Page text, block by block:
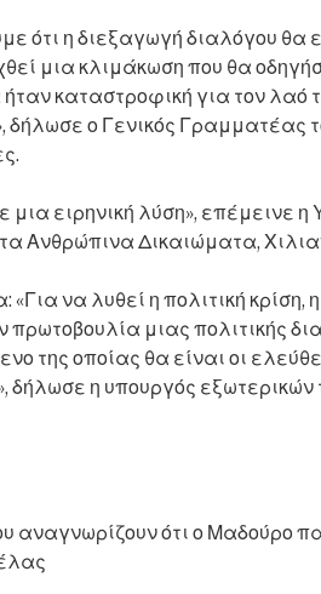
ότι η διεξαγωγή διαλόγου θα
μια κλιμάκωση που θα
καταστροφική για τον λαό
δήλωσε ο Γενικός Γραμματέας
μια ειρηνική λύση», επέμεινε η
Ανθρώπινα Δικαιώματα,
«Για να λυθεί η πολιτική
πρωτοβουλία μιας πολιτικής
της οποίας θα είναι οι
δήλωσε η υπουργός εξωτερικών
αναγνωρίζουν ότι ο Μαδούρο